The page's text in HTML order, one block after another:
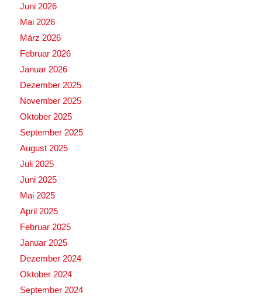
Juni 2026
Mai 2026
März 2026
Februar 2026
Januar 2026
Dezember 2025
November 2025
Oktober 2025
September 2025
August 2025
Juli 2025
Juni 2025
Mai 2025
April 2025
Februar 2025
Januar 2025
Dezember 2024
Oktober 2024
September 2024